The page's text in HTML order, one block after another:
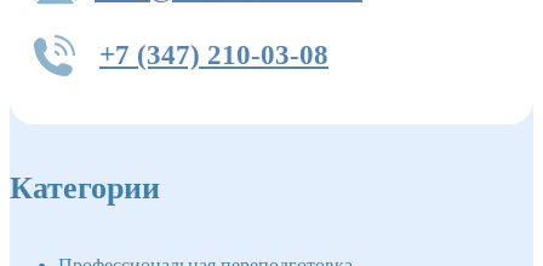
+7 (347) 210-03-08
Категории